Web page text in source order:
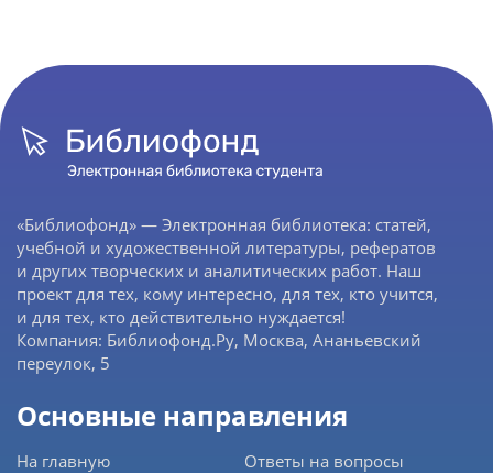
«Библиофонд» — Электронная библиотека: статей,
учебной и художественной литературы, рефератов
и других творческих и аналитических работ. Наш
проект для тех, кому интересно, для тех, кто учится,
и для тех, кто действительно нуждается!
Компания: Библиофонд.Ру, Москва, Ананьевский
переулок, 5
Основные направления
На главную
Ответы на вопросы